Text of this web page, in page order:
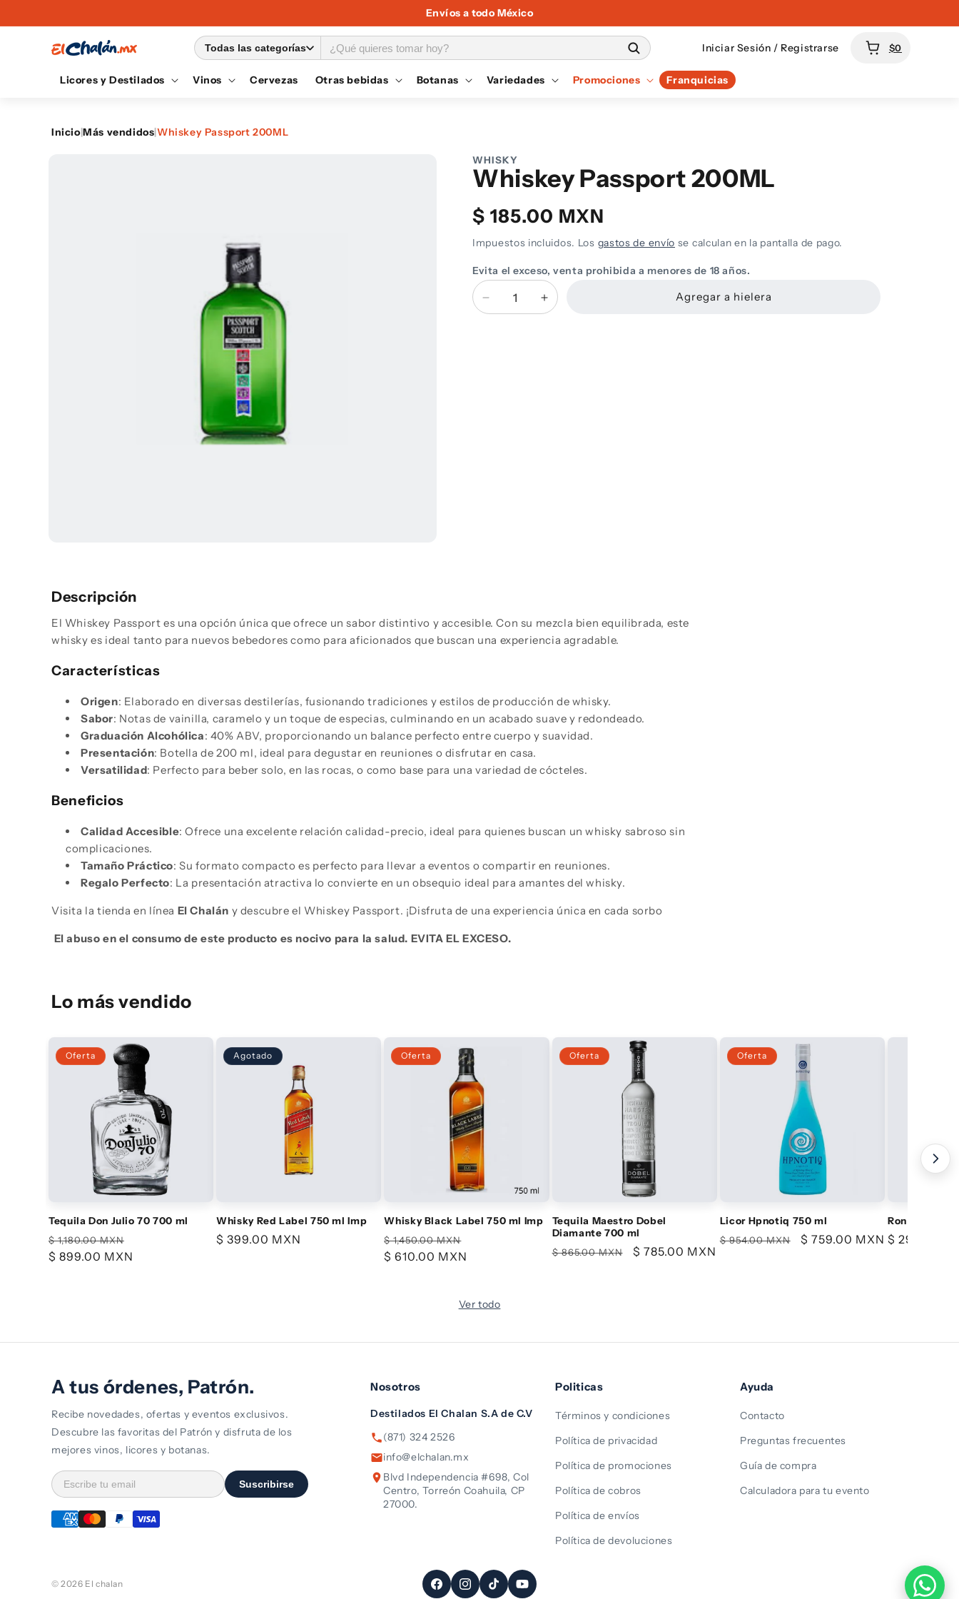
al contenido
Envíos a todo México
Todas las categorías
Licores y Destilados Vinos Cervezas Otras bebidas Botanas Variedades Promociones Franquicias
Iniciar Sesión / Registrarse Carrito$0
Inicio|Más vendidos|Whiskey Passport 200ML
en
una
modal
WHISKY
Whiskey Passport 200ML
Precio
$ 185.00 MXN
Impuestos incluidos. Los gastos de envío se calculan en la pantalla de pago.
Evita el exceso, venta prohibida a menores de 18 años.
Cantidad
Reducir
cantidad
Aumentar
cantidad
Agregar a hielera
Descripción
El Whiskey Passport es una opción única que ofrece un sabor distintivo y accesible. Con su mezcla bien equilibrada, este
whisky es ideal tanto para nuevos bebedores como para aficionados que buscan una experiencia agradable.
Características
Origen: Elaborado en diversas destilerías, fusionando tradiciones y estilos de producción de whisky.
Sabor: Notas de vainilla, caramelo y un toque de especias, culminando en un acabado suave y redondeado.
Graduación Alcohólica: 40% ABV, proporcionando un balance perfecto entre cuerpo y suavidad.
Presentación: Botella de 200 ml, ideal para degustar en reuniones o disfrutar en casa.
Versatilidad: Perfecto para beber solo, en las rocas, o como base para una variedad de cócteles.
Beneficios
Calidad Accesible: Ofrece una excelente relación calidad-precio, ideal para quienes buscan un whisky sabroso sin
complicaciones.
Tamaño Práctico: Su formato compacto es perfecto para llevar a eventos o compartir en reuniones.
Regalo Perfecto: La presentación atractiva lo convierte en un obsequio ideal para amantes del whisky.
Visita la tienda en línea El Chalán y descubre el Whiskey Passport. ¡Disfruta de una experiencia única en cada sorbo
El abuso en el consumo de este producto es nocivo para la salud. EVITA EL EXCESO.
Lo más vendido
Oferta
Tequila Don Julio 70 700 ml
Precio
habitual
$ 1,180.00 MXN
de
$ 899.00 MXN
Agotado
Whisky Red Label 750 ml Imp
Precio
$ 399.00 MXN
Oferta
Whisky Black Label 750 ml Imp
Precio
habitual
$ 1,450.00 MXN
$ 610.00 MXN
Oferta
Tequila Maestro Dobel
Diamante 700 ml
Precio
$ 865.00 MXN
Precio
$ 785.00 MXN
Oferta
Licor Hpnotiq 750 ml
Precio
$ 954.00 MXN
Precio
$ 759.00 MXN
Ron Bacardi
Precio
$ 299.00
Ver todo
A tus órdenes, Patrón.
Recibe novedades, ofertas y eventos exclusivos.
Descubre las favoritas del Patrón y disfruta de los
mejores vinos, licores y botanas.
Suscribirse
Nosotros
Destilados El Chalan S.A de C.V
(871) 324 2526
info@elchalan.mx
Blvd Independencia #698, Col
Centro, Torreón Coahuila, CP
27000.
Politicas
Términos y condiciones
Política de privacidad
Política de promociones
Política de cobros
Política de envíos
Política de devoluciones
Ayuda
Contacto
Preguntas frecuentes
Guía de compra
Calculadora para tu evento
© 2026 El chalan